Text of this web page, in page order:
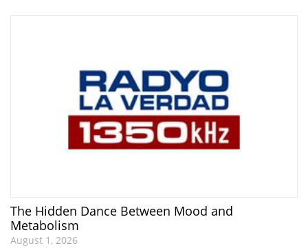
The Hidden Dance Between Mood and
Metabolism
August 1, 2026